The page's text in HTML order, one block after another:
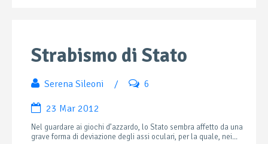
Strabismo di Stato
Serena Sileoni / 6
23 Mar 2012
Nel guardare ai giochi d’azzardo, lo Stato sembra affetto da una
grave forma di deviazione degli assi oculari, per la quale, nei...